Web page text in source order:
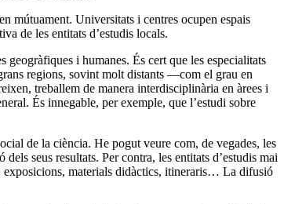
mútuament. Universitats i centres ocupen espais
de les entitats d’estudis locals.
i humanes. És cert que les especialitats
regions, sovint molt distants —com el grau en
treballem de manera interdisciplinària en àrees i
És innegable, per exemple, que l’estudi sobre
de la ciència. He pogut veure com, de vegades, les
seus resultats. Per contra, les entitats d’estudis mai
exposicions, materials didàctics, itineraris… La difusió